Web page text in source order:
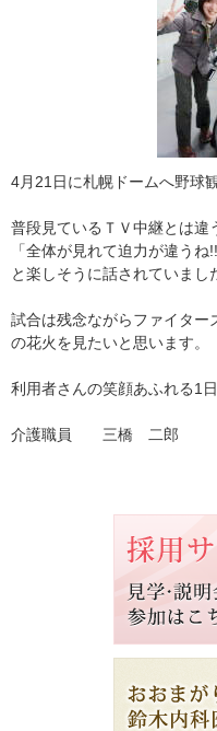
4月21日に札幌ドームへ野球
普段見ているＴＶ中継とは違
「全体が見れて迫力が違う
と楽しそうに話されていまし
試合は残念ながらファイター
の花火を見たいと思います。
利用者さんの笑顔あふれる1日
介護職員 三橋 二郎